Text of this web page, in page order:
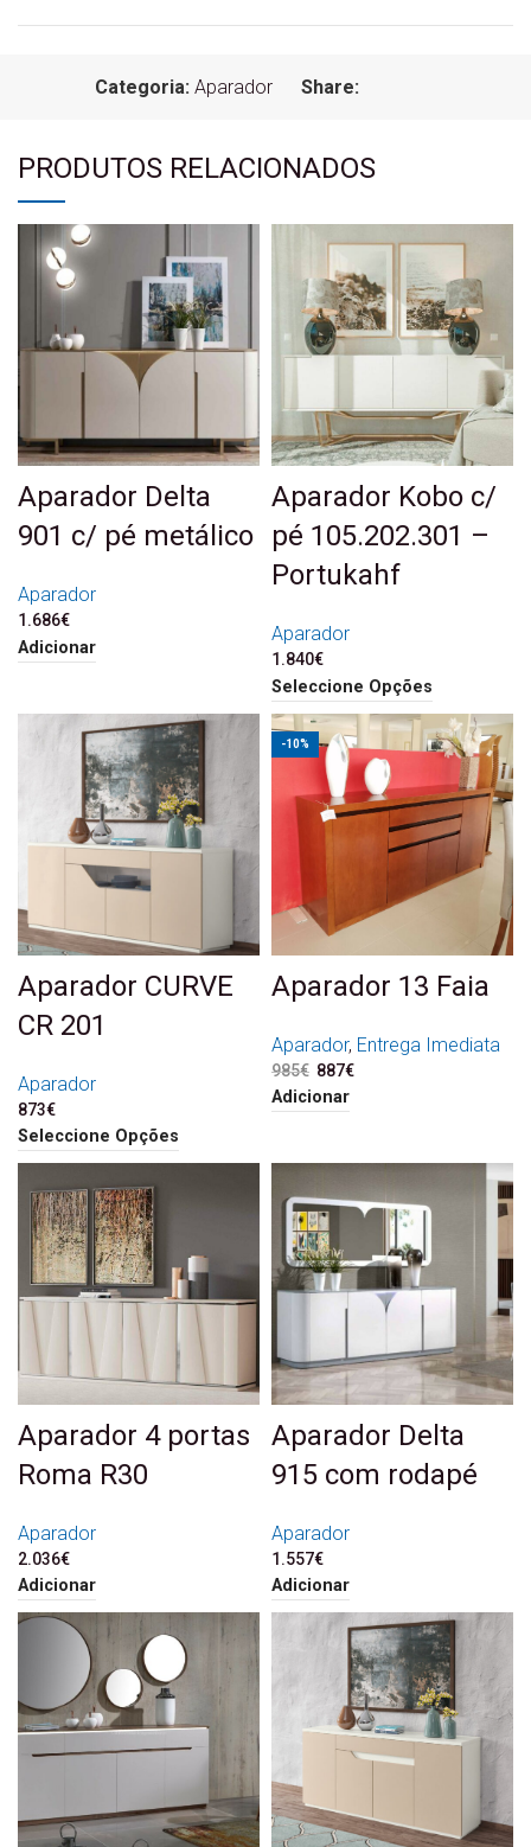
Categoria: Aparador Share:
PRODUTOS RELACIONADOS
Aparador Delta
901 c/ pé metálico
Aparador
1.686€
Adicionar
Aparador Kobo c/
pé 105.202.301 –
Portukahf
Aparador
1.840€
Seleccione Opções
Aparador CURVE
CR 201
Aparador
873€
Seleccione Opções
-10%
Aparador 13 Faia
Aparador, Entrega Imediata
985€ O preço original era:
985€.
887€
Adicionar
Aparador 4 portas
Roma R30
Aparador
2.036€
Adicionar
Aparador Delta
915 com rodapé
Aparador
1.557€
Adicionar